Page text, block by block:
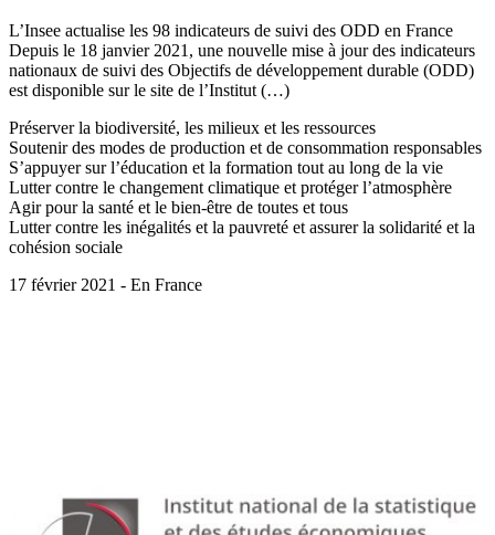
L’Insee actualise les 98 indicateurs de suivi des ODD en France
Depuis le 18 janvier 2021, une nouvelle mise à jour des indicateurs
nationaux de suivi des Objectifs de développement durable (ODD)
est disponible sur le site de l’Institut (…)
Préserver la biodiversité, les milieux et les ressources
Soutenir des modes de production et de consommation responsables
S’appuyer sur l’éducation et la formation tout au long de la vie
Lutter contre le changement climatique et protéger l’atmosphère
Agir pour la santé et le bien-être de toutes et tous
Lutter contre les inégalités et la pauvreté et assurer la solidarité et la
cohésion sociale
17 février 2021 - En France